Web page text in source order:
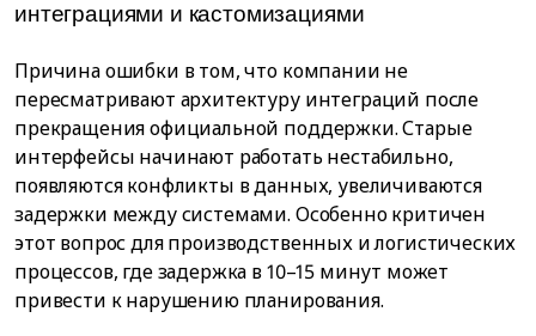
интеграциями и кастомизациями
Причина ошибки в том, что компании не
пересматривают архитектуру интеграций после
прекращения официальной поддержки. Старые
интерфейсы начинают работать нестабильно,
появляются конфликты в данных, увеличиваются
задержки между системами. Особенно критичен
этот вопрос для производственных и логистических
процессов, где задержка в 10–15 минут может
привести к нарушению планирования.